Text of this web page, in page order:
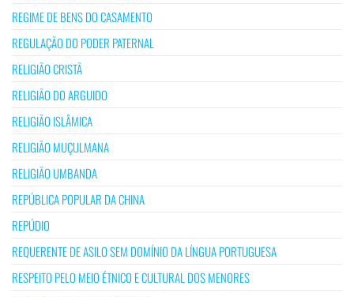
REGIME DE BENS DO CASAMENTO
REGULAÇÃO DO PODER PATERNAL
RELIGIÃO CRISTÃ
RELIGIÃO DO ARGUIDO
RELIGIÃO ISLÂMICA
RELIGIÃO MUÇULMANA
RELIGIÃO UMBANDA
REPÚBLICA POPULAR DA CHINA
REPÚDIO
REQUERENTE DE ASILO SEM DOMÍNIO DA LÍNGUA PORTUGUESA
RESPEITO PELO MEIO ÉTNICO E CULTURAL DOS MENORES